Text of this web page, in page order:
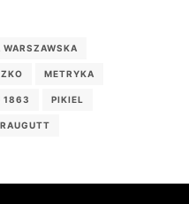
WARSZAWSKA
METRYKA
1863 PIKIEL